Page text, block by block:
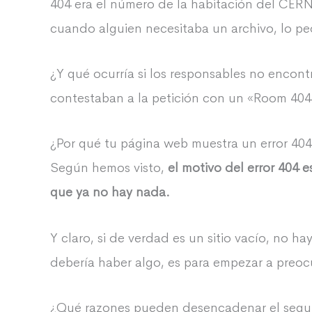
404 era el número de la habitación del
cuando alguien necesitaba un archivo, lo
¿Y qué ocurría si los responsables no
contestaban a la petición con un «Room
¿Por qué tu página web muestra un error
Según hemos visto, el motivo del error 404
que ya no hay nada.
Y claro, si de verdad es un sitio vacío, no
debería haber algo, es para empezar a
¿Qué razones pueden desencadenar el